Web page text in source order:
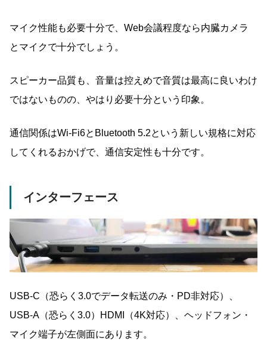
マイク性能も必要十分で、Web会議程度なら内臓カメラ
とマイクで十分でしょう。
スピーカー品質も、音量は控えめで音質は最高に良いわけ
ではないものの、やはり必要十分という印象。
通信関係はWi-Fi6とBluetooth 5.2という新しい規格に対応
してくれるおかげで、通信安定性も十分です。
インターフェース
USB-C（恐らく3.0でデータ転送のみ・PD非対応）、
USB-A（恐らく3.0）HDMI（4K対応）、ヘッドフォン・
マイク端子が左側面にあります。